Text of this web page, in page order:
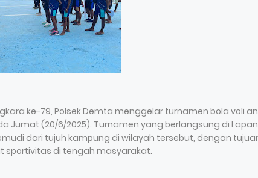
ke-79, Polsek Demta menggelar turnamen bola voli
Jumat (20/6/2025). Turnamen yang berlangsung di
dari tujuh kampung di wilayah tersebut, dengan
di tengah masyarakat.